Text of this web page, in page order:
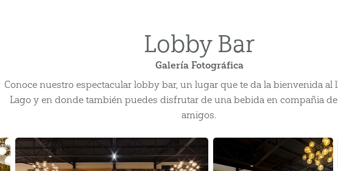
Lobby Bar
Galería Fotográfica
Conoce nuestro espectacular lobby bar, un lugar que te da la bienvenida al
Lago y en donde también puedes disfrutar de una bebida en compañia
amigos.